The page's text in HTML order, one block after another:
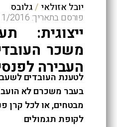
יובל אזולאי / גלובס
פורסם בתאריך: 07/11/2016
ייצוגית:
משכר
העבירה
לטענת העובדים
בעבר משכרם לא
מבטחים, או לכל קרן
לקופת תגמולים